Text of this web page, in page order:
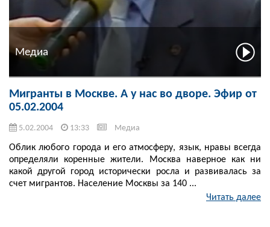
Медиа
Мигранты в Москве. А у нас во дворе. Эфир от
05.02.2004
5.02.2004 13:33 Медиа
Облик любого города и его атмосферу, язык, нравы всегда
определяли коренные жители. Москва наверное как ни
какой другой город исторически росла и развивалась за
счет мигрантов. Население Москвы за 140 ...
Читать далее